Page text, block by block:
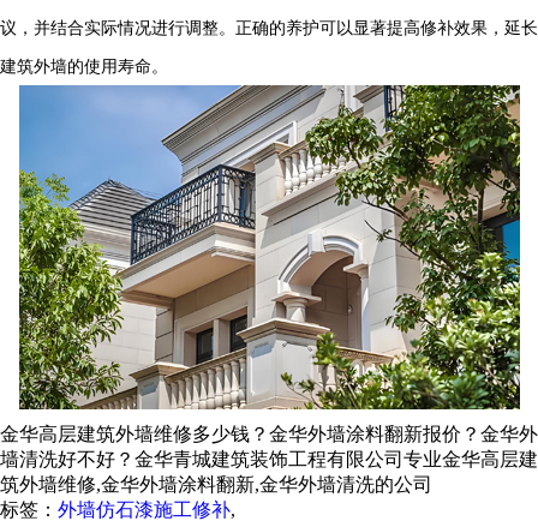
议，并结合实际情况进行调整。正确的养护可以显著提高修补效果，延长
建筑外墙的使用寿命。
金华高层建筑外墙维修多少钱？金华外墙涂料翻新报价？金华外
墙清洗好不好？金华青城建筑装饰工程有限公司专业金华高层建
筑外墙维修,金华外墙涂料翻新,金华外墙清洗的公司
标签： 外墙仿石漆施工修补,